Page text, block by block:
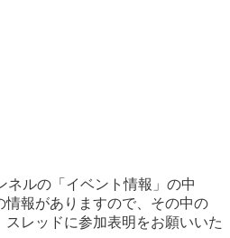
ネルの「イベント情報」の中
情報がありますので、その中の
スレッドに参加表明をお願いいた